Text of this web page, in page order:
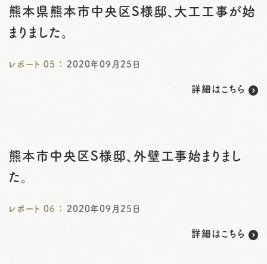
熊本県熊本市中央区S様邸、大工工事が始
まりました。
レポート 05 ： 2020年09月25日
詳細はこちら
熊本市中央区S様邸、外壁工事始まりまし
た。
レポート 06 ： 2020年09月25日
詳細はこちら